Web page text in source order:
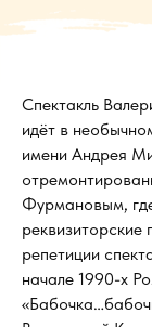
Спектакль
идёт в
имени Андрея
Фурмановым,
репетиции
начале 1990-х